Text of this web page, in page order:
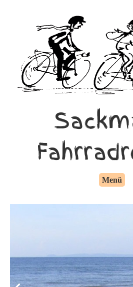
Menü